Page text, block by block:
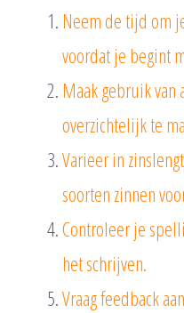
Neem de tijd om
voordat je begint
Maak gebruik van
overzichtelijk te
Varieer in
soorten zinnen
Controleer je
het schrijven.
Vraag feedback